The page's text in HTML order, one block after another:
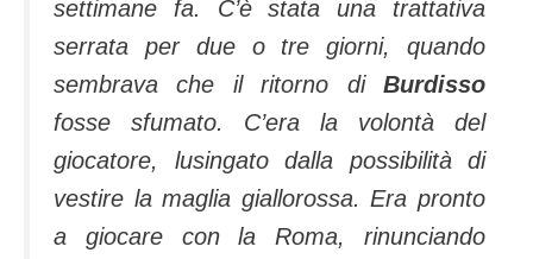
settimane fa. C’è stata una trattativa
serrata per due o tre giorni, quando
sembrava che il ritorno di Burdisso
fosse sfumato. C’era la volontà del
giocatore, lusingato dalla possibilità di
vestire la maglia giallorossa. Era pronto
a giocare con la Roma, rinunciando